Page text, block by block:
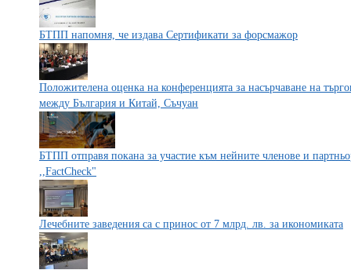
БТПП напомня, че издава Сертификати за форсмажор
Положителена оценка на конференцията за насърчаване на
между България и Китай, Съчуан
БТПП отправя покана за участие към нейните членове и
,,FactCheck"
Лечебните заведения са с принос от 7 млрд. лв. за икономиката